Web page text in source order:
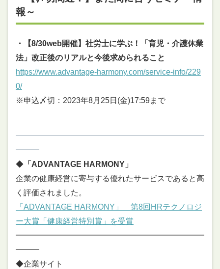
報～
・【8/30web開催】社労士に学ぶ！「育児・介護休業
法」改正後のリアルと今後求められること
https://www.advantage-harmony.com/service-info/229
0/
※申込〆切：2023年8月25日(金)17:59まで
━━━━━━━━━━━━━━━━━━━━━━━━
━━━
◆ 「ADVANTAGE HARMONY」
企業の健康経営に寄与する優れたサービスであると高
く評価されました。
「ADVANTAGE HARMONY」 第8回HRテクノロジ
ー大賞「健康経営特別賞」を受賞
━━━━━━━━━━━━━━━━━━━━━━━━
━━━
◆企業サイト